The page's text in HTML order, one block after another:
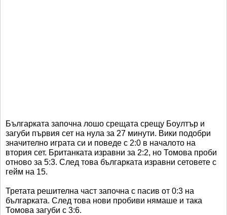
Българката започна лошо срещата срещу Боултър и
загуби първия сет на нула за 27 минути. Вики подобри
значително играта си и поведе с 2:0 в началото на
втория сет. Британката изравни за 2:2, но Томова проби
отново за 5:3. След това българката изравни сетовете с
гейм на 15.
Третата решителна част започна с пасив от 0:3 на
българката. След това нови пробиви нямаше и така
Томова загуби с 3:6.